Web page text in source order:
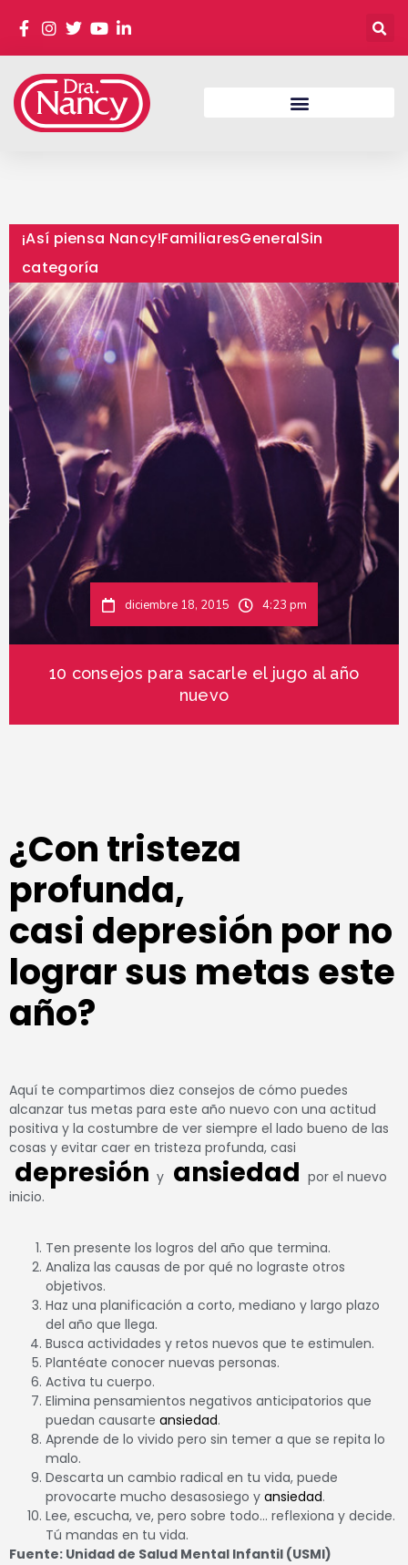
¡Así piensa Nancy!FamiliaresGeneralSin
categoría
diciembre 18, 2015 4:23 pm
10 consejos para sacarle el jugo al año
nuevo
¿Con tristeza
profunda,
casi depresión por no
lograr sus metas este
año?
Aquí te compartimos diez consejos de cómo puedes
alcanzar tus metas para este año nuevo con una actitud
positiva y la costumbre de ver siempre el lado bueno de las
cosas y evitar caer en tristeza profunda, casi
depresión y ansiedad por el nuevo
inicio.
Ten presente los logros del año que termina.
Analiza las causas de por qué no lograste otros
objetivos.
Haz una planificación a corto, mediano y largo plazo
del año que llega.
Busca actividades y retos nuevos que te estimulen.
Plantéate conocer nuevas personas.
Activa tu cuerpo.
Elimina pensamientos negativos anticipatorios que
puedan causarte ansiedad.
Aprende de lo vivido pero sin temer a que se repita lo
malo.
Descarta un cambio radical en tu vida, puede
provocarte mucho desasosiego y ansiedad.
Lee, escucha, ve, pero sobre todo… reflexiona y decide.
Tú mandas en tu vida.
Fuente: Unidad de Salud Mental Infantil (USMI)